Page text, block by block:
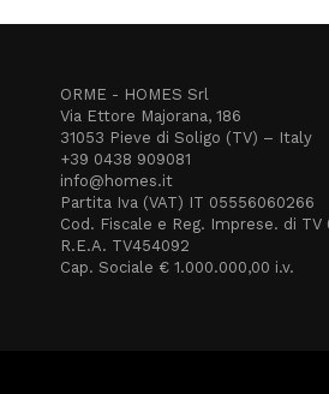
ORME - HOMES Srl
Via Ettore Majorana, 186
31053 Pieve di Soligo (TV) – Italy
+39 0438 909081
info@homes.it
Partita Iva (VAT) IT 05556060266
Cod. Fiscale e Reg. Imprese. di TV
R.E.A. TV454092
Cap. Sociale € 1.000.000,00 i.v.